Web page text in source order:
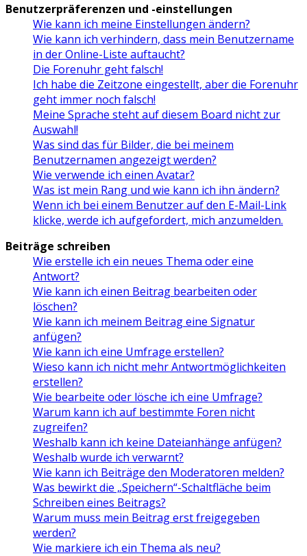
Benutzerpräferenzen und -einstellungen
Wie kann ich meine Einstellungen ändern?
Wie kann ich verhindern, dass mein Benutzername
in der Online-Liste auftaucht?
Die Forenuhr geht falsch!
Ich habe die Zeitzone eingestellt, aber die Forenuhr
geht immer noch falsch!
Meine Sprache steht auf diesem Board nicht zur
Auswahl!
Was sind das für Bilder, die bei meinem
Benutzernamen angezeigt werden?
Wie verwende ich einen Avatar?
Was ist mein Rang und wie kann ich ihn ändern?
Wenn ich bei einem Benutzer auf den E-Mail-Link
klicke, werde ich aufgefordert, mich anzumelden.
Beiträge schreiben
Wie erstelle ich ein neues Thema oder eine
Antwort?
Wie kann ich einen Beitrag bearbeiten oder
löschen?
Wie kann ich meinem Beitrag eine Signatur
anfügen?
Wie kann ich eine Umfrage erstellen?
Wieso kann ich nicht mehr Antwortmöglichkeiten
erstellen?
Wie bearbeite oder lösche ich eine Umfrage?
Warum kann ich auf bestimmte Foren nicht
zugreifen?
Weshalb kann ich keine Dateianhänge anfügen?
Weshalb wurde ich verwarnt?
Wie kann ich Beiträge den Moderatoren melden?
Was bewirkt die „Speichern“-Schaltfläche beim
Schreiben eines Beitrags?
Warum muss mein Beitrag erst freigegeben
werden?
Wie markiere ich ein Thema als neu?